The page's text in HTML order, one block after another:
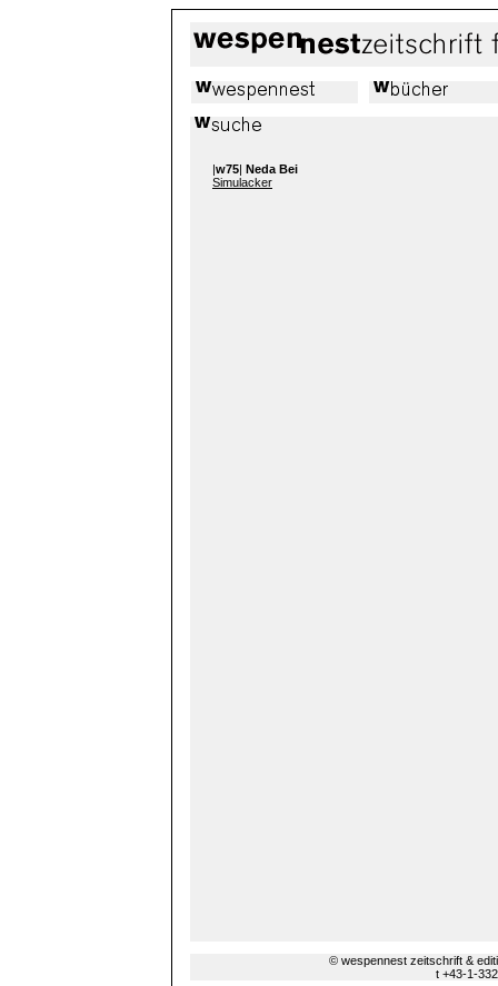
|w75| Neda Bei
Simulacker
© wespennest zeitschrift &
t +43-1-